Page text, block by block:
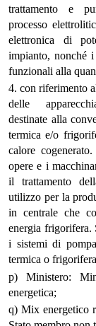
trattamento e
processo
elettronica di
impianto, nonché
funzionali alla
4. con riferimento
delle
destinate alla
termica e/o
calore
opere e i
il trattamento
utilizzo per la
in centrale che
energia frigorifera.
i sistemi di
termica o
p) Ministero:
energetica;
q) Mix energetico